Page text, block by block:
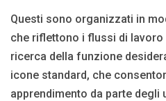
Questi sono organizzati in
che riflettono i flussi di
ricerca della funzione
icone standard, che
apprendimento da parte degli